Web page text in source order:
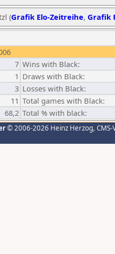
(Grafik Elo-Zeitreihe, Grafik
7 Wins with Black:
1 Draws with Black:
3 Losses with Black:
11 Total games with Black:
68,2 Total % with black:
© 2006-2026 Heinz Herzog,